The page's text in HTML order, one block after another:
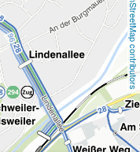
OpenStreetMap contributors